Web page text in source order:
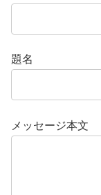
題名
メッセージ本文